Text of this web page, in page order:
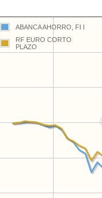
ABANCA AHORRO, FI I
RF EURO CORTO
PLAZO